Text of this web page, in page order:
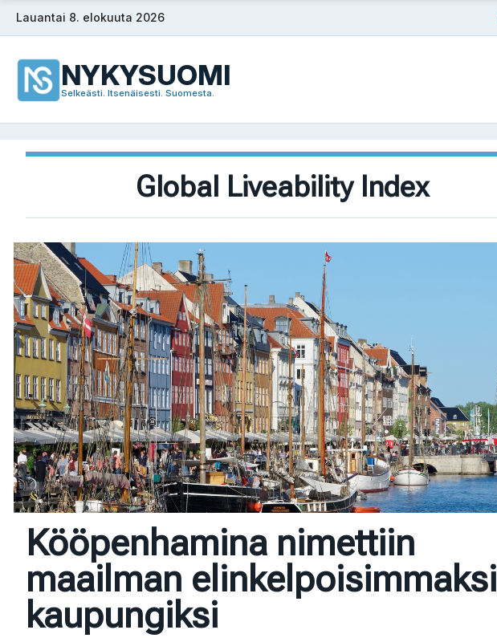
SiirryLauantai 8. elokuuta 2026
NYKYSUOMI
Selkeästi. Itsenäisesti. Suomesta.
Global Liveability Index
Kööpenhamina nimettiin
maailman elinkelpoisimmaksi
kaupungiksi